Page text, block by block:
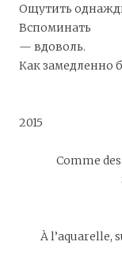
Ощутить
Вспоминать
— вдоволь.
Как замедленно
2015
Comme
À l’aquarelle,